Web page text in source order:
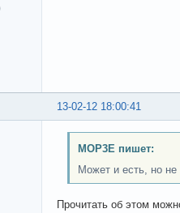
13-02-12 18:00:41
MOP3E пишет:
Может и есть, но не
Прочитать об этом